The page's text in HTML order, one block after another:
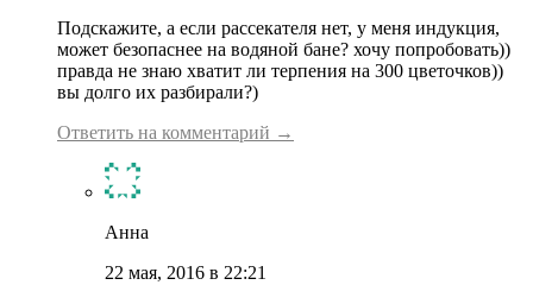
Подскажите, а если рассекателя нет, у меня индукция,
может безопаснее на водяной бане? хочу попробовать))
правда не знаю хватит ли терпения на 300 цветочков))
вы долго их разбирали?)
Ответить на комментарий →
Анна
22 мая, 2016 в 22:21